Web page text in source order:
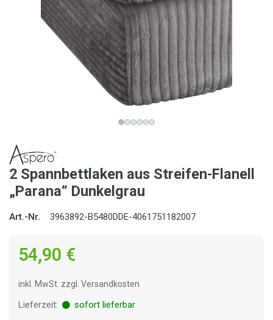
2 Spannbettlaken aus Streifen-Flanell
„Parana“ Dunkelgrau
Art.-Nr. 3963892-B5480DDE-4061751182007
54,90 €
inkl. MwSt. zzgl. Versandkosten
Lieferzeit:
sofort lieferbar